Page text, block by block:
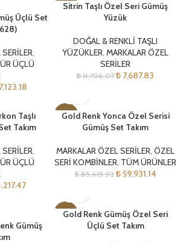
Üçlü Set
,
ÜÇLÜ
-34%
Sitrin Taşlı Özel Seri Gümüş
Yüzük
DOĞAL & RENKLİ TAŞLI
YÜZÜKLER, MARKALAR ÖZEL
SERİLER
₺11,706.07 ₺ 7,687.83
Taşlı
Takım
,
ÜÇLÜ
-30%
Gold Renk Yonca Özel Serisi
Gümüş Set Takım
MARKALAR ÖZEL SERİLER, ÖZEL
SERİ KOMBİNLER, TÜM ÜRÜNLER
₺85,615.92 ₺59,931.14
Gümüş
-24%
Gold Renk Gümüş Özel Seri
Üçlü Set Takım